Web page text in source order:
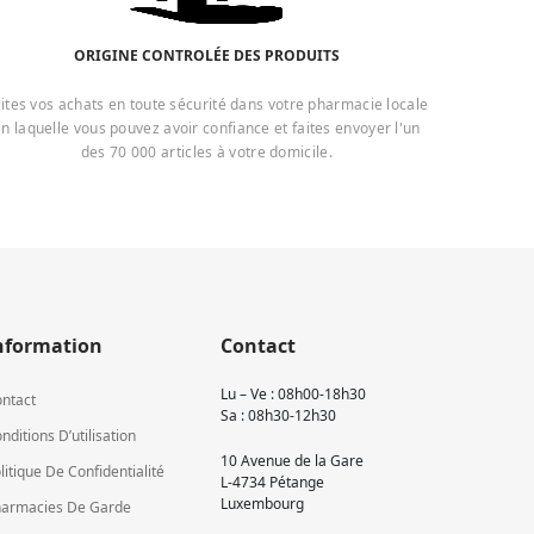
ORIGINE CONTROLÉE DES PRODUITS
vos achats en toute sécurité dans votre pharmacie locale
laquelle vous pouvez avoir confiance et faites envoyer l'un
des 70 000 articles à votre domicile.
D’utilisation
De Confidentialité
De Garde
Contact
Lu – Ve : 08h00-18h30
Sa : 08h30-12h30
10 Avenue de la Gare
L-4734 Pétange
Luxembourg